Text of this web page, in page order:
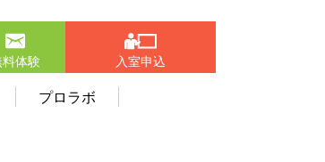
体験 入室申込
プロラボ